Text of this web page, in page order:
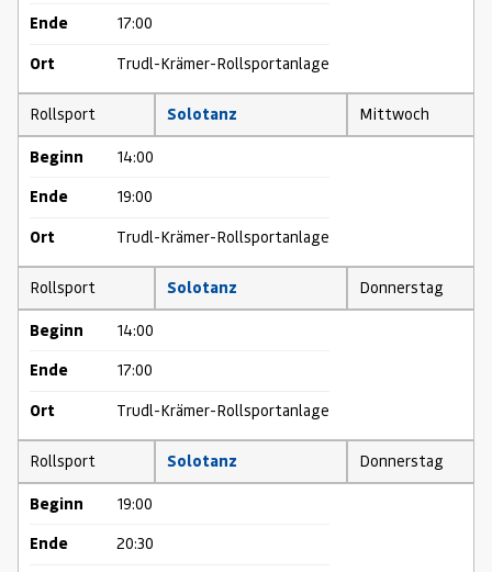
Ende 17:00
Ort Trudl-Krämer-Rollsportanlage
Rollsport Solotanz Mittwoch
Beginn 14:00
Ende 19:00
Ort Trudl-Krämer-Rollsportanlage
Rollsport Solotanz Donnerstag
Beginn 14:00
Ende 17:00
Ort Trudl-Krämer-Rollsportanlage
Rollsport Solotanz Donnerstag
Beginn 19:00
Ende 20:30